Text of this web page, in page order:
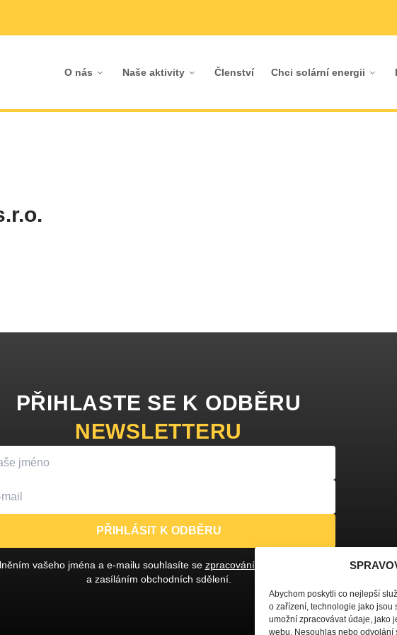
Abychom poskytli co nejlepší
o zařízení, technologie jako jsou
umožní zpracovávat údaje, jako
webu. Nesouhlas nebo odvolání
O nás Naše aktivity Členství Chci solární energii
PŘIHLASTE SE K ODBĚRU
NEWSLETTERU
PŘIHLÁSIT K ODBĚRU
vašeho jména a e-mailu souhlasíte se zpracováním osobních údajů
a zasíláním obchodních sdělení.